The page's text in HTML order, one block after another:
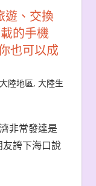
遊、交換
的手機
也可以成
大陸地區,大陸生
非常發達是
誇下海口說